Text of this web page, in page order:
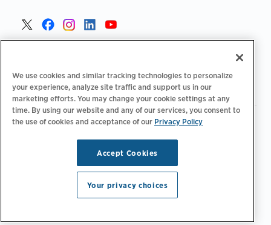
Polityka prywatności | Opcje prywatności|Legalny
Copyright © 2026 ChargePoint, Inc. Wszelkie prawa
We use cookies and similar tracking technologies to personalize
your experience, analyze site traffic and support us in our
marketing efforts. You may change your cookie settings at any
time. By using our website and any of our services, you consent to
the use of cookies and acceptance of our Privacy Policy
Accept Cookies
Your privacy choices